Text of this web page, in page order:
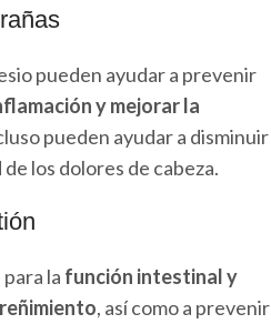
pueden ayudar a prevenir
y mejorar la
pueden ayudar a disminuir
los dolores de cabeza.
la función intestinal y
, así como a prevenir